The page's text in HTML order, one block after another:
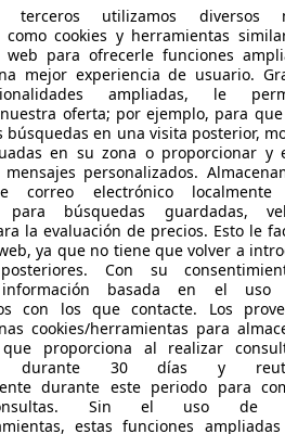
Airbags laterales, ABS, ESP,
oficial Volkswagen
€ 21.490 Sin
08/2018 159.000
terceros utilizamos diversos
como cookies y herramientas
web para ofrecerle funciones
mejor experiencia de usuario.
ampliadas, le
oferta; por ejemplo, para
búsquedas en una visita posterior,
en su zona o proporcionar y
personalizados.
correo electrónico
para búsquedas guardadas,
la evaluación de precios. Esto le
ya que no tiene que volver a
Con su
información basada en el
con los que contacte. Los
cookies/herramientas para
que proporciona al realizar
durante 30 días y
durante este periodo para
Sin el uso de
estas funciones